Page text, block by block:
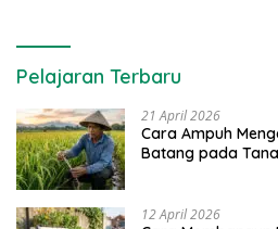
Pelajaran Terbaru
21 April 2026
Cara Ampuh
Batang pada
12 April 2026